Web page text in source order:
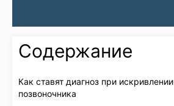
Содержание
Как ставят диагноз при искривлении
позвоночника